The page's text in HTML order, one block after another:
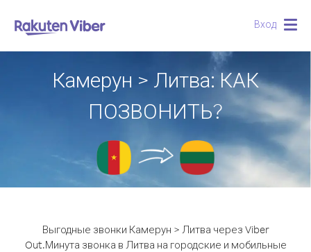
Вход
Камерун > Литва: КАК
ПОЗВОНИТЬ?
Выгодные звонки Камерун > Литва через Viber
Out.Минута звонка в Литва на городские и мобильные